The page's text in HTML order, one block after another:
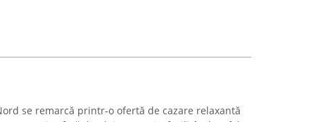
se remarcă printr-o ofertă de cazare relaxantă